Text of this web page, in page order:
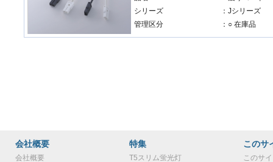
シリーズ
：Jシリーズ
管理区分
：○ 在庫品
会社概要
会社概要
特集
T5スリム蛍光灯
このサ
このサ